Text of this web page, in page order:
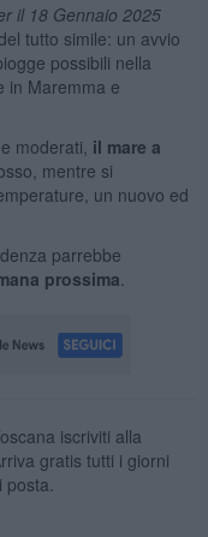
il 18 Gennaio 2025
tutto simile: un avvio
possibili nella
in Maremma e
moderati, il mare a
mentre si
un nuovo ed
parrebbe
prossima
iscriviti alla
gratis tutti i giorni